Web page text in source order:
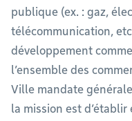
publique (ex. : gaz,
télécommunication,
développement
l’ensemble des
Ville mandate
la mission est